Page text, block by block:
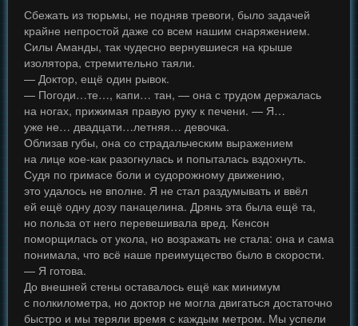
Сбежать из тюрьмы, не подняв тревоги, было задачей
крайне непростой даже со всем нашим снаряжением.
Силы Аманды, так чудесно вернувшиеся на крыше
изолятора, стремительно таяли.
— Доктор, ещё один рывок.
— Погоди…те…, капи… тан, — она с трудом держалась
на ногах, прижимая правую руку к печени. — Я…
уже не… двадцати…летняя… девочка.
Облизав губы, она со страдальческим выражением
на лице кое-как разогнулась и попыталась вздохнуть.
Судя по гримасе боли и судорожному движению,
это удалось не вполне. Я не стал раздумывать и ввёл
ей ещё одну дозу панацелина. Дрянь эта была ещё та,
но польза от него перевешивала вред. Кенсон
поморщилась от укола, но возражать не стала: она и сама
понимала, что всё наше преимущество было в скорости.
— Я готова.
До внешней стены оставалось ещё как минимум
с полкилометра, но доктор не могла двигаться достаточно
быстро и мы теряли время с каждым метром. Мы успели